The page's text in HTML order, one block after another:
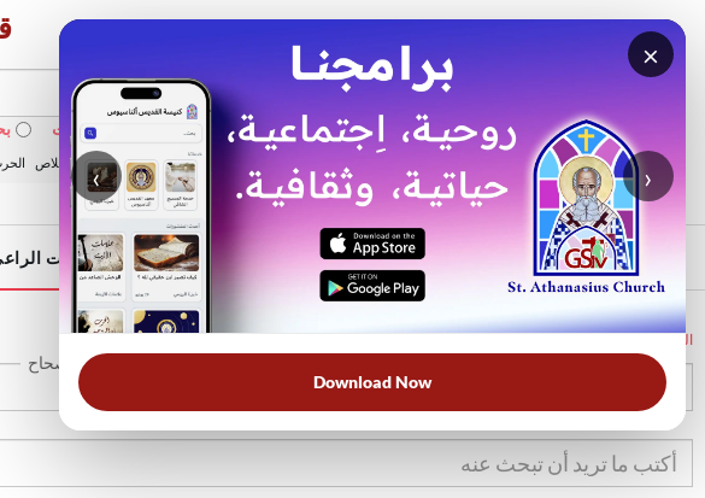
×
‹ ›
Download Now
بحث في الويبسايت
الأكثر بحثًا: خبزنا اليومي الخلاص
الرئيسية خدمات
الرئيسية
الإصحاح